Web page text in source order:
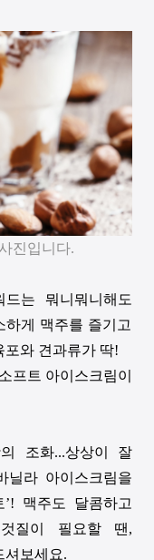
진입니다.
는 뭐니뭐니해도
하게 맥주를 즐기고
포와 견과류가 딱!
프트 아이스크림이
조화...상상이 잘
닐라 아이스크림을
’! 맥주도 달콤하고
것질이 필요할 땐 ,
셔보세요.